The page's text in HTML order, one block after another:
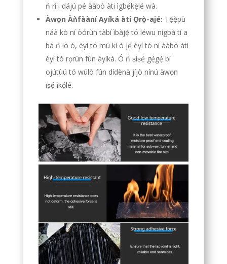
ń rí i dájú pé ààbò àti ìgbẹ́kẹ̀lé wà.
Àwọn Àǹfààní Ayíká àti Ọrọ̀-ajé: Tẹ́ẹ̀pù
náà kò ní òórùn tàbí ìbàjẹ́ tó léwu nígbà tí a
bá ń lò ó, èyí tó mú kí ó jẹ́ èyí tó ní ààbò àti
èyí tó rọrùn fún àyíká. Ó ń ṣiṣẹ́ gẹ́gẹ́ bí
ojútùú tó wúlò fún dídènà jíjò nínú àwọn
iṣẹ́ ìkọ́lé.